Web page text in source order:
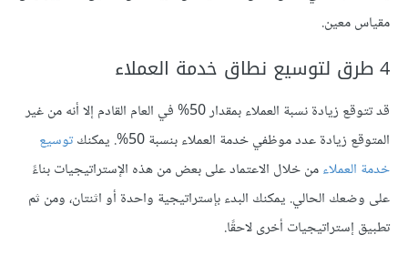
مقياس معين.
4 طرق لتوسيع نطاق خدمة العملاء
قد تتوقع زيادة نسبة العملاء بمقدار 50% في العام القادم إلا أنه من غير
المتوقع زيادة عدد موظفي خدمة العملاء بنسبة 50%. يمكنك
توسيع
خدمة العملاءمن خلال الاعتماد على بعض من هذه الإستراتيجيات بناءً
على وضعك الحالي. يمكنك البدء بإستراتيجية واحدة أو اثنتان، ومن ثم
تطبيق إستراتيجيات أخرى لاحقًا.